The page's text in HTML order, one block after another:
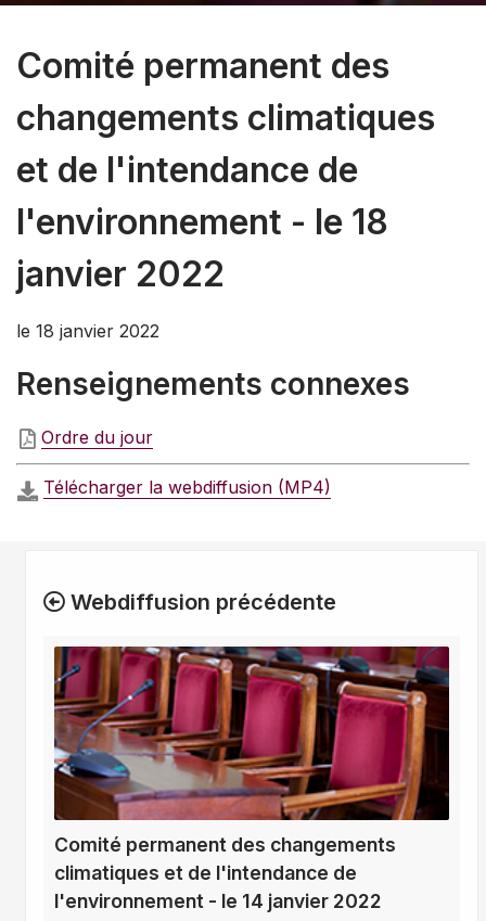
Comité permanent des
changements climatiques
et de l'intendance de
l'environnement - le 18
janvier 2022
le 18 janvier 2022
Renseignements connexes
Ordre du jour
Télécharger la webdiffusion (MP4)
Webdiffusion précédente
Comité permanent des changements
climatiques et de l'intendance de
l'environnement - le 14 janvier 2022